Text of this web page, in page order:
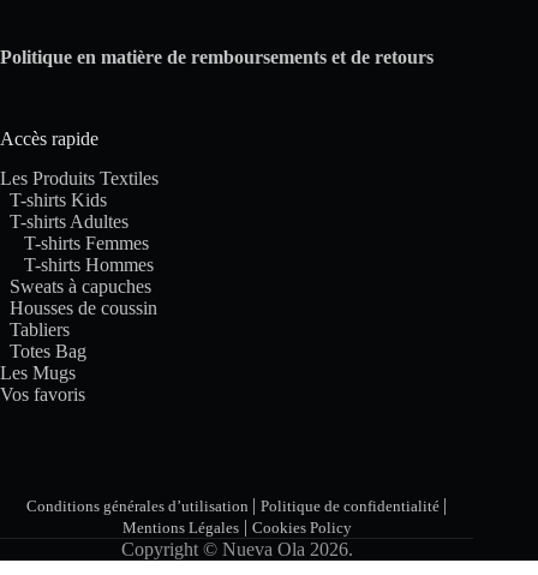
Politique en matière de remboursements et de retours
Accès rapide
Les Produits Textiles
T-shirts Kids
T-shirts Adultes
T-shirts Femmes
T-shirts Hommes
Sweats à capuches
Housses de coussin
Tabliers
Totes Bag
Les Mugs
Vos favoris
Conditions générales d’utilisation |Politique de confidentialité |
Mentions Légales| Cookies Policy
Copyright © Nueva Ola 2026.